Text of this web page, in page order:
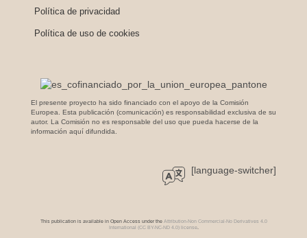
Política de privacidad
Política de uso de cookies
El presente proyecto ha sido financiado con el apoyo de la Comisión
Europea. Esta publicación (comunicación) es responsabilidad exclusiva de su
autor. La Comisión no es responsable del uso que pueda hacerse de la
información aquí difundida.
[language-switcher]
This publication is available in Open Access under the Attribution-Non Commercial-No Derivatives 4.0
International (CC BY-NC-ND 4.0) license.